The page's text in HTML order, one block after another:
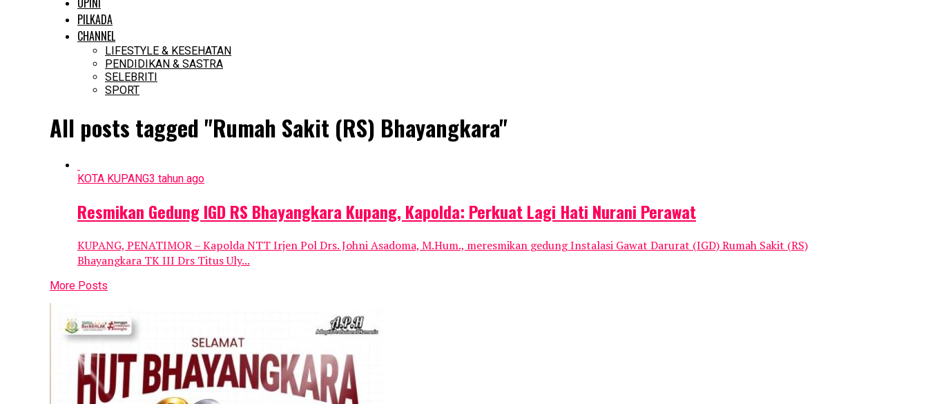
PILKADA
CHANNEL
LIFESTYLE & KESEHATAN
PENDIDIKAN & SASTRA
SELEBRITI
SPORT
All posts tagged "Rumah Sakit (RS) Bhayangkara"
KOTA KUPANG3 tahun ago
Resmikan Gedung IGD RS Bhayangkara Kupang, Kapolda: Perkuat Lagi Hati Nurani Perawat
KUPANG, PENATIMOR – Kapolda NTT Irjen Pol Drs. Johni Asadoma, M.Hum., meresmikan gedung Instalasi Gawat Darurat (IGD) Rumah Sakit (RS)
Bhayangkara TK III Drs Titus Uly...
More Posts